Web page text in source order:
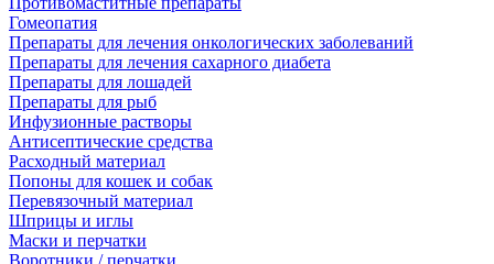
Гомеопатия
Препараты для лечения онкологических заболеваний
Препараты для лечения сахарного диабета
Препараты для лошадей
Препараты для рыб
Инфузионные растворы
Антисептические средства
Расходный материал
Попоны для кошек и собак
Перевязочный материал
Шприцы и иглы
Маски и перчатки
Воротники / перчатки